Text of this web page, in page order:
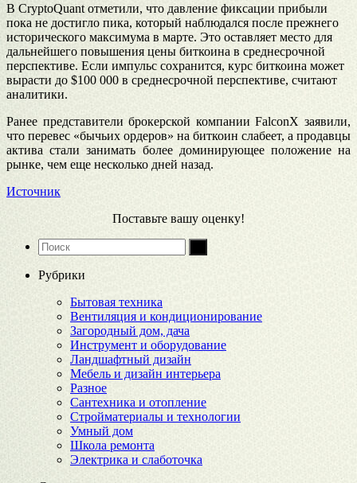
В CryptoQuant отметили, что давление фиксации прибыли
пока не достигло пика, который наблюдался после прежнего
исторического максимума в марте. Это оставляет место для
дальнейшего повышения цены биткоина в среднесрочной
перспективе. Если импульс сохранится, курс биткоина может
вырасти до $100 000 в среднесрочной перспективе, считают
аналитики.
Ранее представители брокерской компании FalconX заявили,
что перевес «бычьих ордеров» на биткоин слабеет, а продавцы
актива стали занимать более доминирующее положение на
рынке, чем еще несколько дней назад.
Источник
Поставьте вашу оценку!
Рубрики
Бытовая техника
Вентиляция и кондиционирование
Загородный дом, дача
Инструмент и оборудование
Ландшафтный дизайн
Мебель и дизайн интерьера
Разное
Сантехника и отопление
Стройматериалы и технологии
Умный дом
Школа ремонта
Электрика и слаботочка